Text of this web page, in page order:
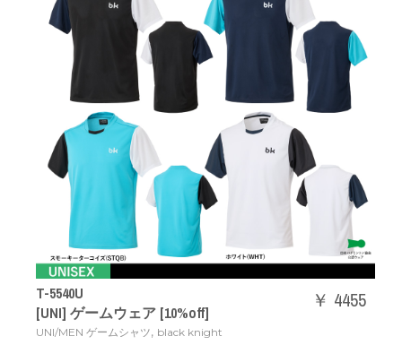
T-5540U
[UNI] ゲームウェア [10%off]
UNI/MEN ゲームシャツ, black knight
￥ 4455